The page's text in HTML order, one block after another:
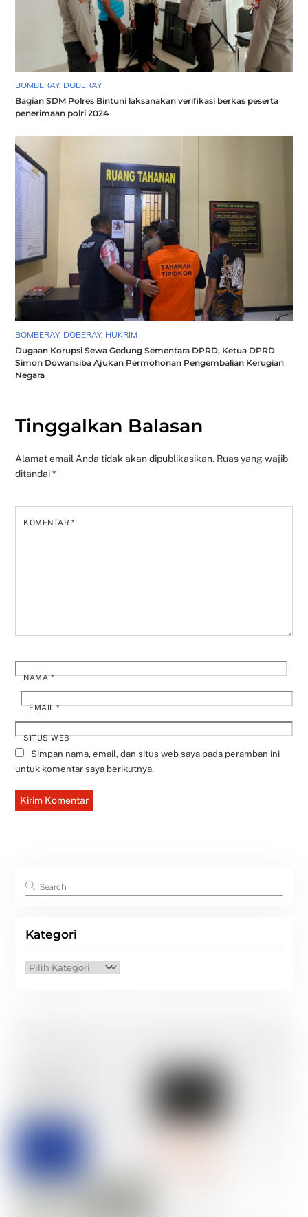
BOMBERAY, DOBERAY
Bagian SDM Polres Bintuni laksanakan verifikasi berkas peserta
penerimaan polri 2024
BOMBERAY, DOBERAY, HUKRIM
Dugaan Korupsi Sewa Gedung Sementara DPRD, Ketua DPRD
Simon Dowansiba Ajukan Permohonan Pengembalian Kerugian
Negara
Tinggalkan Balasan
Alamat email Anda tidak akan dipublikasikan. Ruas yang wajib
ditandai*
KOMENTAR*
NAMA*
EMAIL*
SITUS WEB
Simpan nama, email, dan situs web saya pada peramban ini
untuk komentar saya berikutnya.
Kategori
Kategori